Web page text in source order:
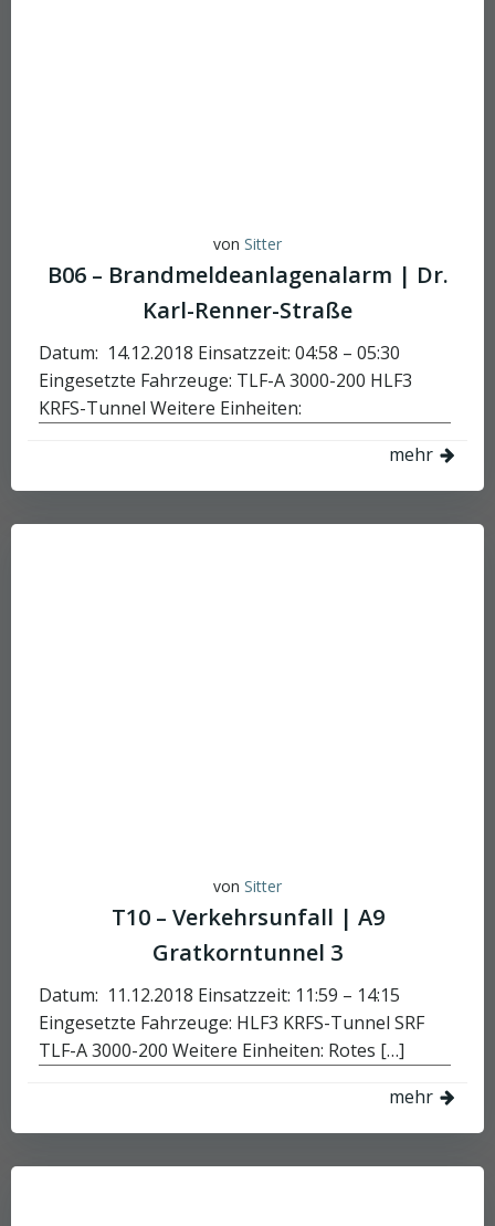
von Sitter
B06 – Brandmeldeanlagenalarm | Dr.
Karl-Renner-Straße
Datum: 14.12.2018 Einsatzzeit: 04:58 – 05:30
Eingesetzte Fahrzeuge: TLF-A 3000-200 HLF3
KRFS-Tunnel Weitere Einheiten:
mehr
von Sitter
T10 – Verkehrsunfall | A9
Gratkorntunnel 3
Datum: 11.12.2018 Einsatzzeit: 11:59 – 14:15
Eingesetzte Fahrzeuge: HLF3 KRFS-Tunnel SRF
TLF-A 3000-200 Weitere Einheiten: Rotes […]
mehr